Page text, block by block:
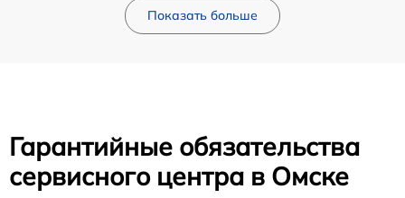
Показать больше
Гарантийные обязательства
сервисного центра в Омске